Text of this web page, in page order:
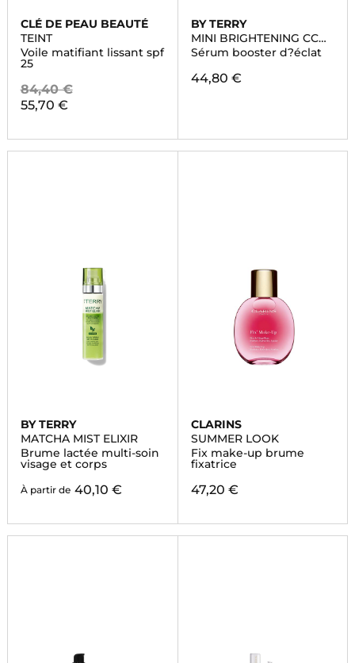
CLÉ DE PEAU BEAUTÉ
TEINT
Voile matifiant lissant spf
25
84,40 €
55,70 €
BY TERRY
MINI BRIGHTENING CC
SERUM
Sérum booster d?éclat
44,80 €
BY TERRY
MATCHA MIST ELIXIR
Brume lactée multi-soin
visage et corps
À partir de 40,10 €
CLARINS
SUMMER LOOK
Fix make-up brume
fixatrice
47,20 €